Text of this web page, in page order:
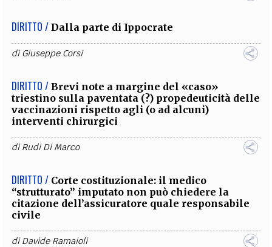
DIRITTO / Dalla parte di Ippocrate
diGiuseppe Corsi
DIRITTO / Brevi note a margine del «caso»
triestino sulla paventata (?) propedeuticità delle
vaccinazioni rispetto agli (o ad alcuni)
interventi chirurgici
diRudi Di Marco
DIRITTO / Corte costituzionale: il medico
“strutturato” imputato non può chiedere la
citazione dell’assicuratore quale responsabile
civile
diDavide Ramaioli